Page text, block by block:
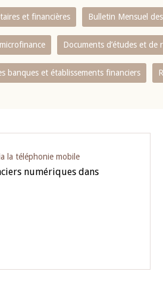
et financières Bulletin Mensuel
Documents d’études et de
banques et établissements financiers
la téléphonie mobile
numériques dans